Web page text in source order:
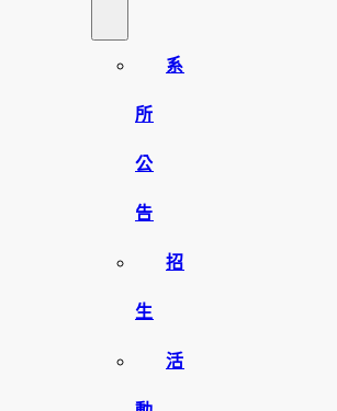
系
所
公
告
招
生
活